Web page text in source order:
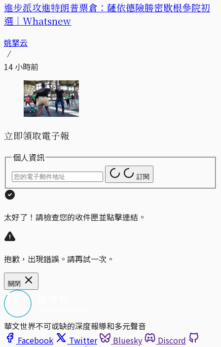
進步派攻進特朗普票倉：薩依德險勝密歇根參院初
選｜Whatsnew
姚拏云
14 小時前
立即領取電子報
個人資訊
訂閱
太好了！請檢查您的收件匣並點擊連結。
抱歉，出現錯誤。請再試一次。
關閉
華文世界不可或缺的深度報導和多元聲音
Facebook
Twitter Bluesky
Discord